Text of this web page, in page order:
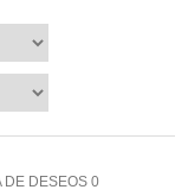
DE DESEOS 0